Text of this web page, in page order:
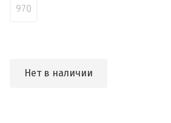
970
Нет в наличии